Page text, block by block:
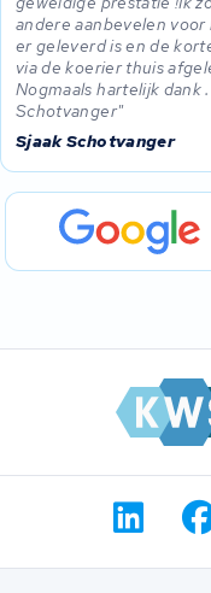
andere aanbevelen
er geleverd is en de
via de koerier thuis
Nogmaals hartelijk dank
Schotvanger
Sjaak Schotvanger